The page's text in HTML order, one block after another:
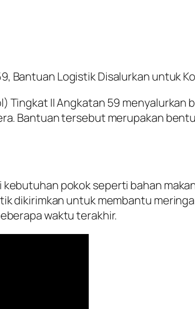
Bantuan Logistik Disalurkan untuk
Tingkat II Angkatan 59
Bantuan tersebut merupakan
pokok seperti bahan
dikirimkan untuk membantu
waktu terakhir.